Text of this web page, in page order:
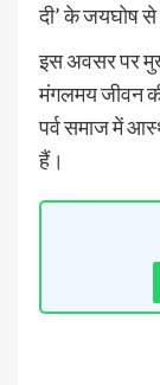
दी’ के जयघोष
इस अवसर पर
मंगलमय जीवन
पर्व समाज में
हैं।